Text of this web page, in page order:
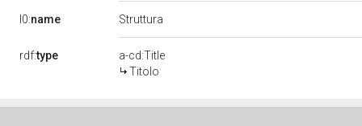
l0:name Struttura
rdf:type
a-cd:Title
Titolo